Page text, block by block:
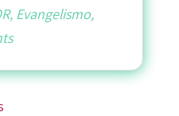
, Evangelismo,